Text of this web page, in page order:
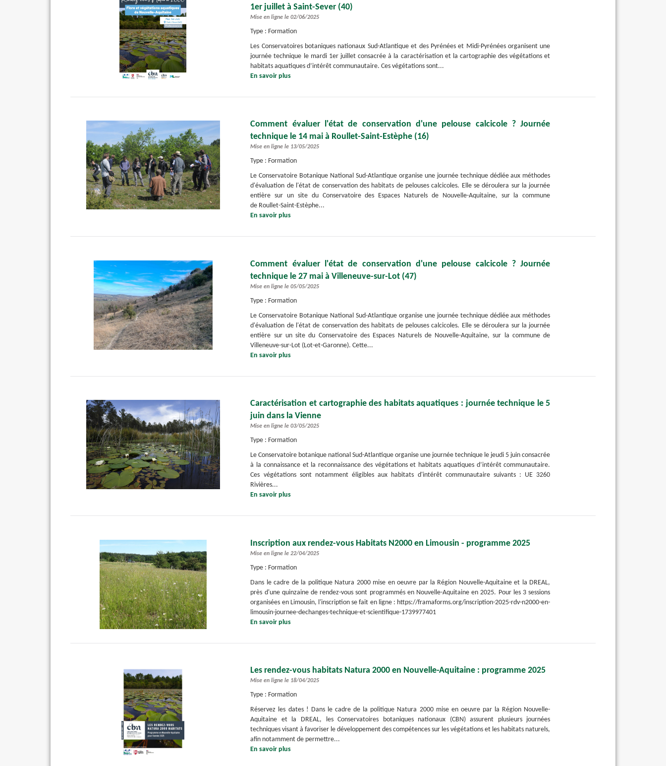
1er juillet à Saint-Sever (40)
Mise en ligne le 02/06/2025
Type : Formation
Les Conservatoires botaniques nationaux Sud-Atlantique et des Pyrénées et Midi-Pyrénées organisent une
journée technique le mardi 1er juillet consacrée à la caractérisation et la cartographie des végétations et
habitats aquatiques d’intérêt communautaire. Ces végétations sont...
En savoir plus
Comment évaluer l'état de conservation d'une pelouse calcicole ? Journée
technique le 14 mai à Roullet-Saint-Estèphe (16)
Mise en ligne le 13/05/2025
Type : Formation
Le Conservatoire Botanique National Sud-Atlantique organise une journée technique dédiée aux méthodes
d'évaluation de l'état de conservation des habitats de pelouses calcicoles. Elle se déroulera sur la journée
entière sur un site du Conservatoire des Espaces Naturels de Nouvelle-Aquitaine, sur la commune
de Roullet-Saint-Estèphe...
En savoir plus
Comment évaluer l'état de conservation d'une pelouse calcicole ? Journée
technique le 27 mai à Villeneuve-sur-Lot (47)
Mise en ligne le 05/05/2025
Type : Formation
Le Conservatoire Botanique National Sud-Atlantique organise une journée technique dédiée aux méthodes
d'évaluation de l'état de conservation des habitats de pelouses calcicoles. Elle se déroulera sur la journée
entière sur un site du Conservatoire des Espaces Naturels de Nouvelle-Aquitaine, sur la commune de
Villeneuve-sur-Lot (Lot-et-Garonne). Cette...
En savoir plus
Caractérisation et cartographie des habitats aquatiques : journée technique le 5
juin dans la Vienne
Mise en ligne le 03/05/2025
Type : Formation
Le Conservatoire botanique national Sud-Atlantique organise une journée technique le jeudi 5 juin consacrée
à la connaissance et la reconnaissance des végétations et habitats aquatiques d’intérêt communautaire.
Ces végétations sont notamment éligibles aux habitats d'intérêt communautaire suivants : UE 3260
Rivières...
En savoir plus
Inscription aux rendez-vous Habitats N2000 en Limousin - programme 2025
Mise en ligne le 22/04/2025
Type : Formation
Dans le cadre de la politique Natura 2000 mise en oeuvre par la Région Nouvelle-Aquitaine et la DREAL,
près d'une quinzaine de rendez-vous sont programmés en Nouvelle-Aquitaine en 2025. Pour les 3 sessions
organisées en Limousin, l'inscription se fait en ligne : https://framaforms.org/inscription-2025-rdv-n2000-en-
limousin-journee-dechanges-technique-et-scientifique-1739977401
En savoir plus
Les rendez-vous habitats Natura 2000 en Nouvelle-Aquitaine : programme 2025
Mise en ligne le 18/04/2025
Type : Formation
Réservez les dates ! Dans le cadre de la politique Natura 2000 mise en oeuvre par la Région Nouvelle-
Aquitaine et la DREAL, les Conservatoires botaniques nationaux (CBN) assurent plusieurs journées
techniques visant à favoriser le développement des compétences sur les végétations et les habitats naturels,
afin notamment de permettre...
En savoir plus